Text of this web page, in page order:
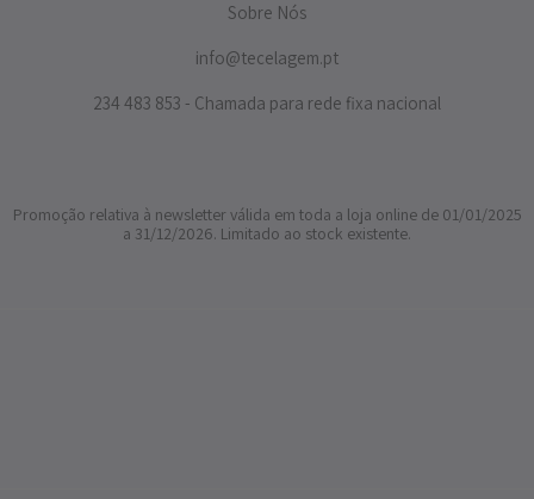
Sobre Nós
info@tecelagem.pt
234 483 853 - Chamada para rede fixa nacional
Promoção relativa à newsletter válida em toda a loja online de 01/01/2025
a 31/12/2026. Limitado ao stock existente.